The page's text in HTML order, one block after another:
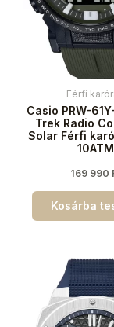
Férfi
Casio PRW-
Trek Radio
Solar Férfi
10ATM
169 990
Kosárba